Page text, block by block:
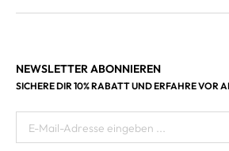
NEWSLETTER ABONNIEREN
SICHERE DIR 10% RABATT UND ERFAHRE VOR
E-Mail-Adresse eingeben ...